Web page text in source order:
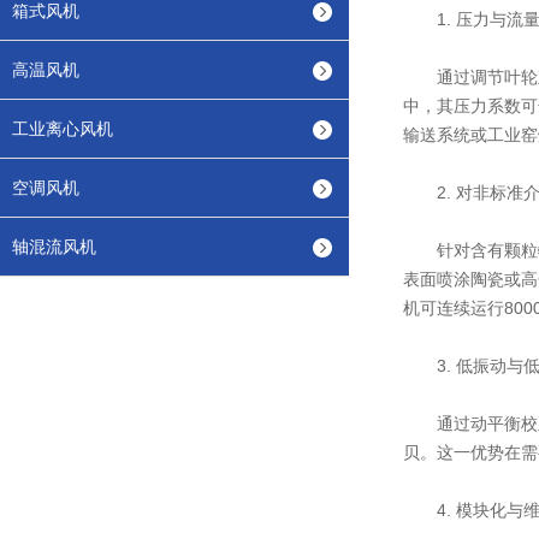
箱式风机
高温风机
工业离心风机
空调风机
轴混流风机
1. 压力与流量
通过调节叶轮
中，其压力系数
输送系统或工业
2. 对非标准介
针对含有颗粒
表面喷涂陶瓷或
机可连续运行
3. 低振动与低
通过动平衡校
贝。这一优势在
4. 模块化与维